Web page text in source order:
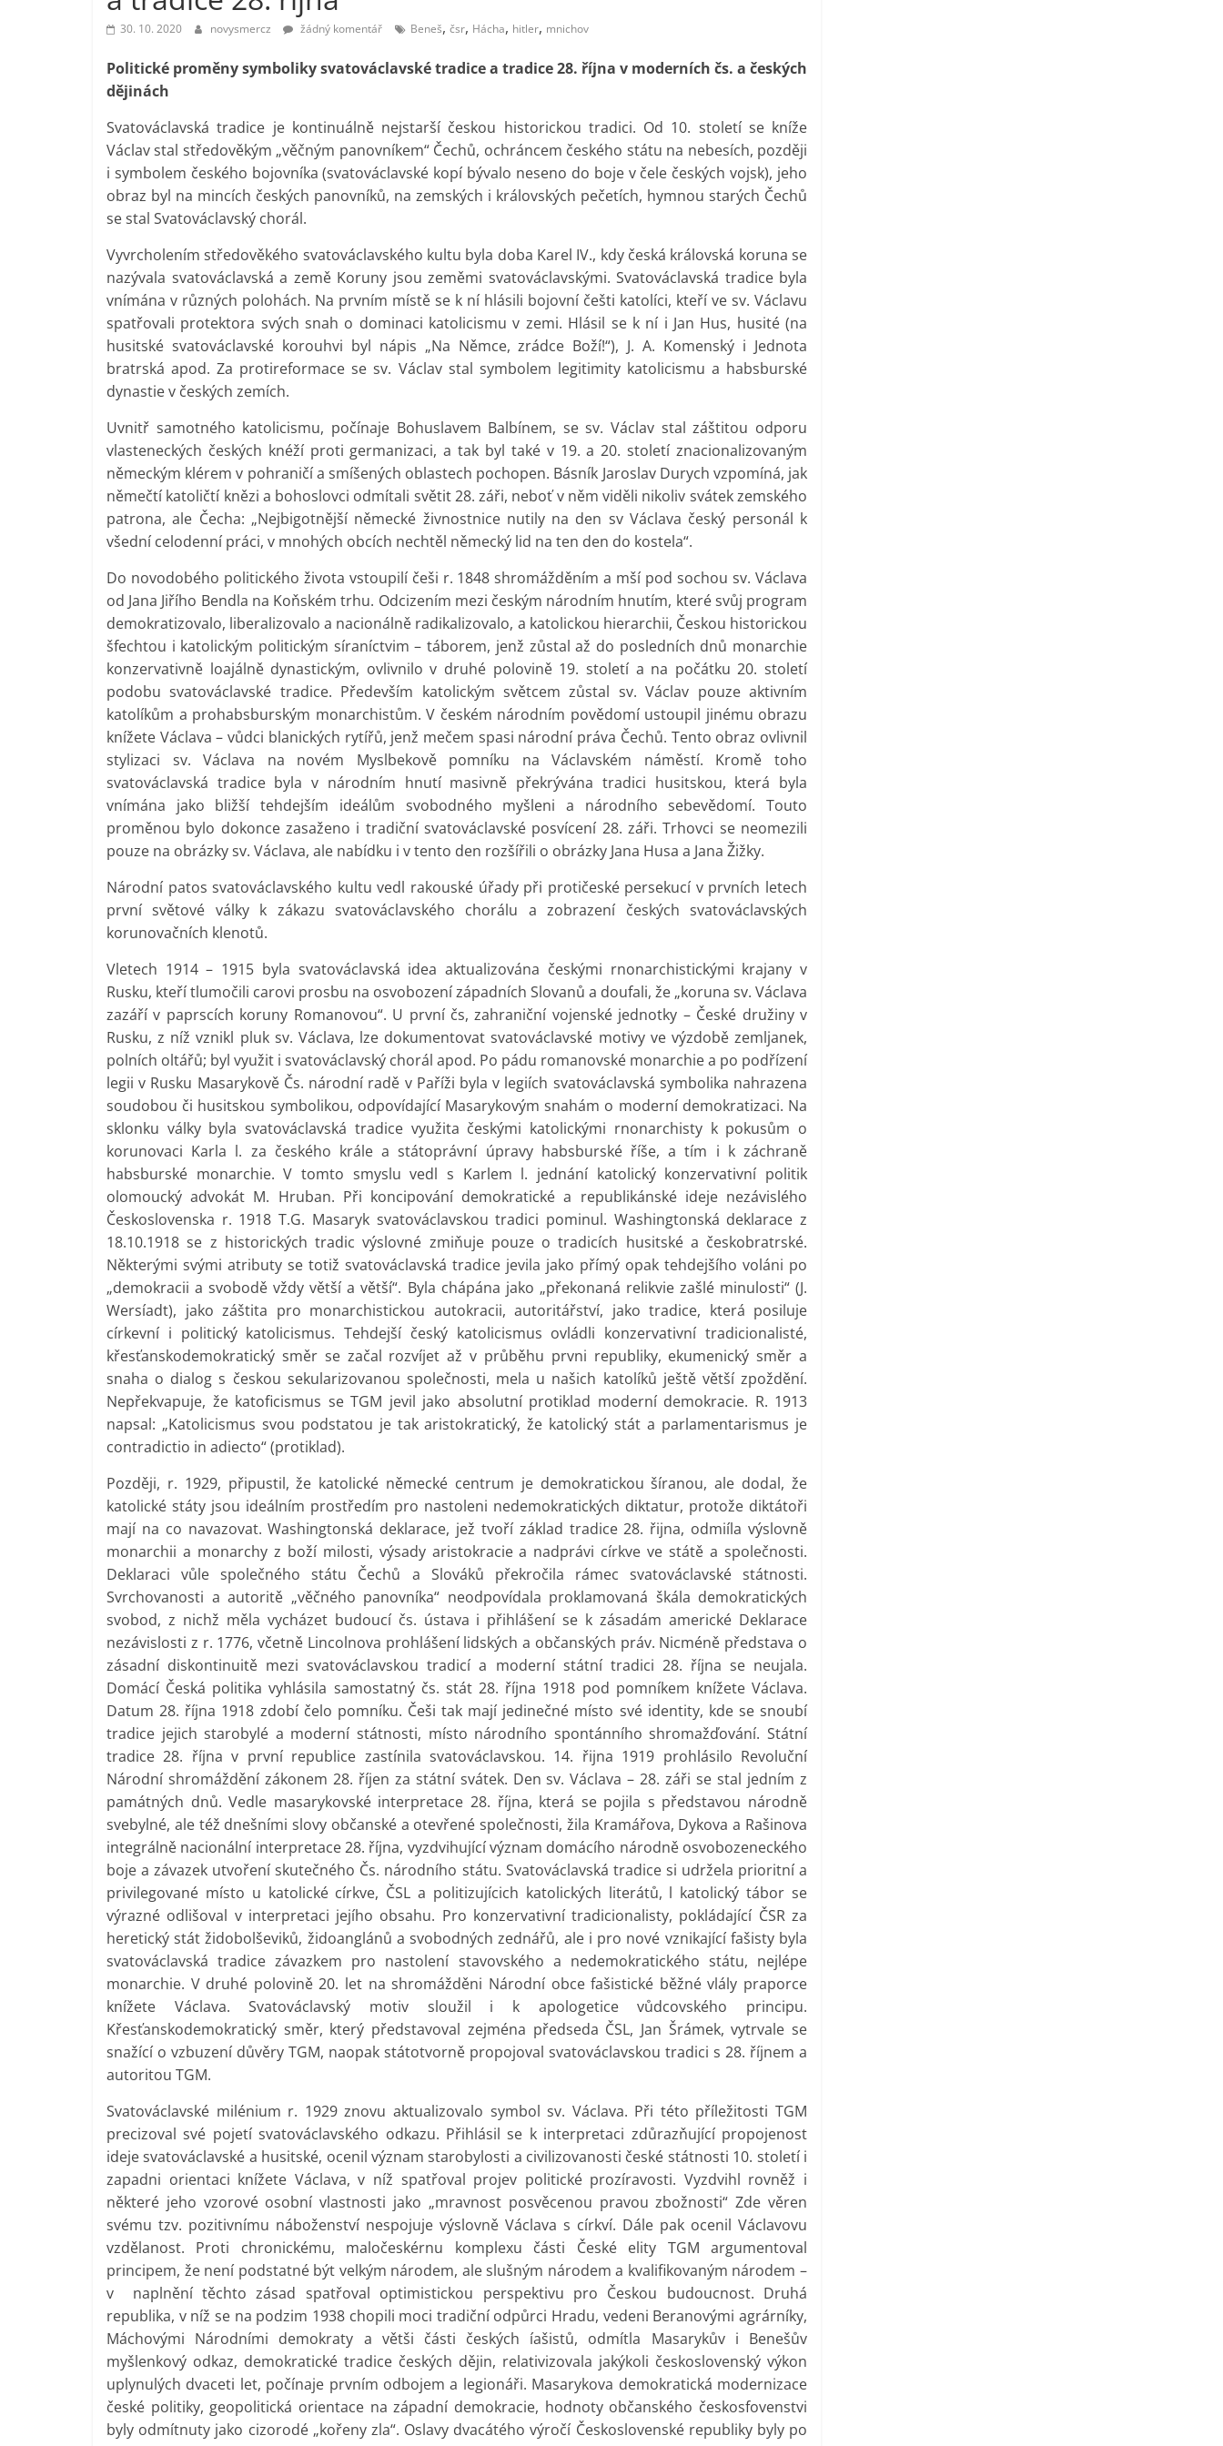
30. 10. 2020 novysmercz žádný komentář Beneš, čsr, Hácha, hitler, mnichov
Politické proměny symboliky svatováclavské tradice a tradice 28. října v moderních čs. a českých
dějinách
Svatováclavská tradice je kontinuálně nejstarší českou historickou tradici. Od 10. století se kníže
Václav stal středověkým „věčným panovníkem“ Čechů, ochráncem českého státu na nebesích, později
i symbolem českého bojovníka (svatováclavské kopí bývalo neseno do boje v čele českých vojsk), jeho
obraz byl na mincích českých panovníků, na zemských i královských pečetích, hymnou starých Čechů
se stal Svatováclavský chorál.
Vyvrcholením středověkého svatováclavského kultu byla doba Karel IV., kdy česká královská koruna se
nazývala svatováclavská a země Koruny jsou zeměmi svatováclavskými. Svatováclavská tradice byla
vnímána v různých polohách. Na prvním místě se k ní hlásili bojovní češti katolíci, kteří ve sv. Václavu
spatřovali protektora svých snah o dominaci katolicismu v zemi. Hlásil se k ní i Jan Hus, husité (na
husitské svatováclavské korouhvi byl nápis „Na Němce, zrádce Boží!“), J. A. Komenský i Jednota
bratrská apod. Za protireformace se sv. Václav stal symbolem legitimity katolicismu a habsburské
dynastie v českých zemích.
Uvnitř samotného katolicismu, počínaje Bohuslavem Balbínem, se sv. Václav stal záštitou odporu
vlasteneckých českých knéží proti germanizaci, a tak byl také v 19. a 20. století znacionalizovaným
německým klérem v pohraničí a smíšených oblastech pochopen. Básník Jaroslav Durych vzpomíná, jak
němečtí katoličtí knězi a bohoslovci odmítali světit 28. záři, neboť v něm viděli nikoliv svátek zemského
patrona, ale Čecha: „Nejbigotnější německé živnostnice nutily na den sv Václava český personál k
všední celodenní práci, v mnohých obcích nechtěl německý lid na ten den do kostela“.
Do novodobého politického života vstoupilí češi r. 1848 shromážděním a mší pod sochou sv. Václava
od Jana Jiřího Bendla na Koňském trhu. Odcizením mezi českým národním hnutím, které svůj program
demokratizovalo, liberalizovalo a nacionálně radikalizovalo, a katolickou hierarchii, Českou historickou
šfechtou i katolickým politickým síraníctvim – táborem, jenž zůstal až do posledních dnů monarchie
konzervativně loajálně dynastickým, ovlivnilo v druhé polovině 19. století a na počátku 20. století
podobu svatováclavské tradice. Především katolickým světcem zůstal sv. Václav pouze aktivním
katolíkům a prohabsburským monarchistům. V českém národním povědomí ustoupil jinému obrazu
knížete Václava – vůdci blanických rytířů, jenž mečem spasi národní práva Čechů. Tento obraz ovlivnil
stylizaci sv. Václava na novém Myslbekově pomníku na Václavském náměstí. Kromě toho
svatováclavská tradice byla v národním hnutí masivně překrývána tradici husitskou, která byla
vnímána jako bližší tehdejším ideálům svobodného myšleni a národního sebevědomí. Touto
proměnou bylo dokonce zasaženo i tradiční svatováclavské posvícení 28. záři. Trhovci se neomezili
pouze na obrázky sv. Václava, ale nabídku i v tento den rozšířili o obrázky Jana Husa a Jana Žižky.
Národní patos svatováclavského kultu vedl rakouské úřady při protičeské persekucí v prvních letech
první světové války k zákazu svatováclavského chorálu a zobrazení českých svatováclavských
korunovačních klenotů.
Vletech 1914 – 1915 byla svatováclavská idea aktualizována českými rnonarchistickými krajany v
Rusku, kteří tlumočili carovi prosbu na osvobození západních Slovanů a doufali, že „koruna sv. Václava
zazáří v paprscích koruny Romanovou“. U první čs, zahraniční vojenské jednotky – České družiny v
Rusku, z níž vznikl pluk sv. Václava, lze dokumentovat svatováclavské motivy ve výzdobě zemljanek,
polních oltářů; byl využit i svatováclavský chorál apod. Po pádu romanovské monarchie a po podřízení
legii v Rusku Masarykově Čs. národní radě v Paříži byla v legiích svatováclavská symbolika nahrazena
soudobou či husitskou symbolikou, odpovídající Masarykovým snahám o moderní demokratizaci. Na
sklonku války byla svatováclavská tradice využita českými katolickými rnonarchisty k pokusům o
korunovaci Karla l. za českého krále a státoprávní úpravy habsburské říše, a tím i k záchraně
habsburské monarchie. V tomto smyslu vedl s Karlem l. jednání katolický konzervativní politik
olomoucký advokát M. Hruban. Při koncipování demokratické a republikánské ideje nezávislého
Československa r. 1918 T.G. Masaryk svatováclavskou tradici pominul. Washingtonská deklarace z
18.10.1918 se z historických tradic výslovné zmiňuje pouze o tradicích husitské a českobratrské.
Některými svými atributy se totiž svatováclavská tradice jevila jako přímý opak tehdejšího voláni po
„demokracii a svobodě vždy větší a větší“. Byla chápána jako „překonaná relikvie zašlé minulosti“ (J.
Wersíadt), jako záštita pro monarchistickou autokracii, autoritářství, jako tradice, která posiluje
církevní i politický katolicismus. Tehdejší český katolicismus ovládli konzervativní tradicionalisté,
křesťanskodemokratický směr se začal rozvíjet až v průběhu prvni republiky, ekumenický směr a
snaha o dialog s českou sekularizovanou společnosti, mela u našich katolíků ještě větší zpoždění.
Nepřekvapuje, že katoficismus se TGM jevil jako absolutní protiklad moderní demokracie. R. 1913
napsal: „Katolicismus svou podstatou je tak aristokratický, že katolický stát a parlamentarismus je
contradictio in adiecto“ (protiklad).
Později, r. 1929, připustil, že katolické německé centrum je demokratickou šíranou, ale dodal, že
katolické státy jsou ideálním prostředím pro nastoleni nedemokratických diktatur, protože diktátoři
mají na co navazovat. Washingtonská deklarace, jež tvoří základ tradice 28. řijna, odmiíla výslovně
monarchii a monarchy z boží milosti, výsady aristokracie a nadprávi církve ve státě a společnosti.
Deklaraci vůle společného státu Čechů a Slováků překročila rámec svatováclavské státnosti.
Svrchovanosti a autoritě „věčného panovníka“ neodpovídala proklamovaná škála demokratických
svobod, z nichž měla vycházet budoucí čs. ústava i přihlášení se k zásadám americké Deklarace
nezávislosti z r. 1776, včetně Lincolnova prohlášení lidských a občanských práv. Nicméně představa o
zásadní diskontinuitě mezi svatováclavskou tradicí a moderní státní tradici 28. října se neujala.
Domácí Česká politika vyhlásila samostatný čs. stát 28. října 1918 pod pomníkem knížete Václava.
Datum 28. října 1918 zdobí čelo pomníku. Češi tak mají jedinečné místo své identity, kde se snoubí
tradice jejich starobylé a moderní státnosti, místo národního spontánního shromažďování. Státní
tradice 28. října v první republice zastínila svatováclavskou. 14. řijna 1919 prohlásilo Revoluční
Národní shromáždění zákonem 28. říjen za státní svátek. Den sv. Václava – 28. záři se stal jedním z
památných dnů. Vedle masarykovské interpretace 28. října, která se pojila s představou národně
svebylné, ale též dnešními slovy občanské a otevřené společnosti, žila Kramářova, Dykova a Rašinova
integrálně nacionální interpretace 28. října, vyzdvihující význam domácího národně osvobozeneckého
boje a závazek utvoření skutečného Čs. národního státu. Svatováclavská tradice si udržela prioritní a
privilegované místo u katolické církve, ČSL a politizujícich katolických literátů, l katolický tábor se
výrazné odlišoval v interpretaci jejího obsahu. Pro konzervativní tradicionalisty, pokládající ČSR za
heretický stát židobolševiků, židoanglánů a svobodných zednářů, ale i pro nové vznikající fašisty byla
svatováclavská tradice závazkem pro nastolení stavovského a nedemokratického státu, nejlépe
monarchie. V druhé polovině 20. let na shromážděni Národní obce fašistické běžné vlály praporce
knížete Václava. Svatováclavský motiv sloužil i k apologetice vůdcovského principu.
Křesťanskodemokratický směr, který představoval zejména předseda ČSL, Jan Šrámek, vytrvale se
snažící o vzbuzení důvěry TGM, naopak státotvorně propojoval svatováclavskou tradici s 28. říjnem a
autoritou TGM.
Svatováclavské milénium r. 1929 znovu aktualizovalo symbol sv. Václava. Při této příležitosti TGM
precizoval své pojetí svatováclavského odkazu. Přihlásil se k interpretaci zdůrazňující propojenost
ideje svatováclavské a husitské, ocenil význam starobylosti a civilizovanosti české státnosti 10. století i
zapadni orientaci knížete Václava, v níž spatřoval projev politické prozíravosti. Vyzdvihl rovněž i
některé jeho vzorové osobní vlastnosti jako „mravnost posvěcenou pravou zbožnosti“ Zde věren
svému tzv. pozitivnímu náboženství nespojuje výslovně Václava s církví. Dále pak ocenil Václavovu
vzdělanost. Proti chronickému, maločeskérnu komplexu části České elity TGM argumentoval
principem, že není podstatné být velkým národem, ale slušným národem a kvalifikovaným národem –
v naplnění těchto zásad spatřoval optimistickou perspektivu pro Českou budoucnost. Druhá
republika, v níž se na podzim 1938 chopili moci tradiční odpůrci Hradu, vedeni Beranovými agrárníky,
Máchovými Národními demokraty a větši části českých íašistů, odmítla Masarykův i Benešův
myšlenkový odkaz, demokratické tradice českých dějin, relativizovala jakýkoli československý výkon
uplynulých dvaceti let, počínaje prvním odbojem a legionáři. Masarykova demokratická modernizace
české politiky, geopolitická orientace na západní demokracie, hodnoty občanského českosfovenstvi
byly odmítnuty jako cizorodé „kořeny zla“. Oslavy dvacátého výročí Československé republiky byly po